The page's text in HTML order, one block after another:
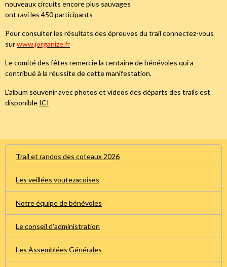
nouveaux circuits encore plus sauvages
ont ravi les 450 participants
Pour consulter les résultats des épreuves du trail connectez-vous
surwww.jorganize.fr
Le comité des fêtes remercie la centaine de bénévoles qui a
contribué à la réussite de cette manifestation.
L'album souvenir avec photos et videos des départs des trails est
disponible ICI
Trail et randos des coteaux 2026
Les veillées voutezacoises
Notre équipe de bénévoles
Le conseil d'administration
Les Assemblées Générales